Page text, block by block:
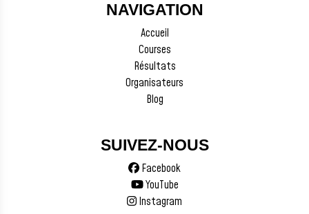
NAVIGATION
Accueil
Courses
Résultats
Organisateurs
Blog
SUIVEZ-NOUS
Facebook
YouTube
Instagram